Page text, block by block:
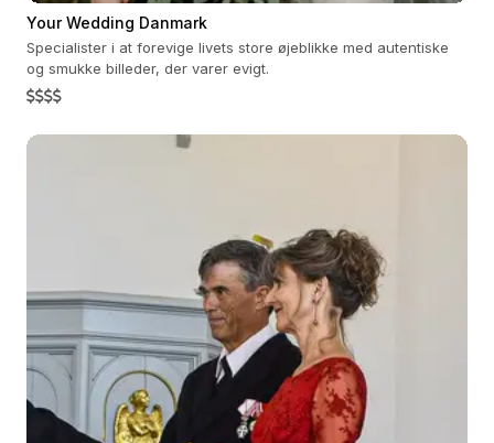
Your Wedding Danmark
Specialister i at forevige livets store øjeblikke med autentiske
og smukke billeder, der varer evigt.